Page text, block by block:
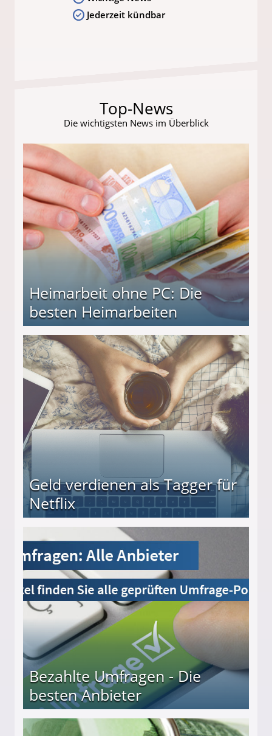
Jederzeit kündbar
Top-News
Die wichtigsten News im Überblick
Heimarbeit ohne PC: Die
besten Heimarbeiten
Geld verdienen als Tagger für
Netflix
Bezahlte Umfragen - Die
besten Anbieter